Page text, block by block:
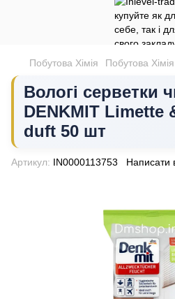
Побутова Хімія Побутова
Вологі серветки
DENKMIT Limette
duft 50 шт
Артикул: IN0000113753 Написати